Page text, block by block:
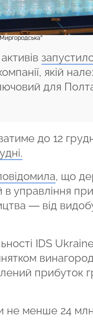
якій
для
до 12
, що
в управління
— від
IDS
прибуток
не менше 24